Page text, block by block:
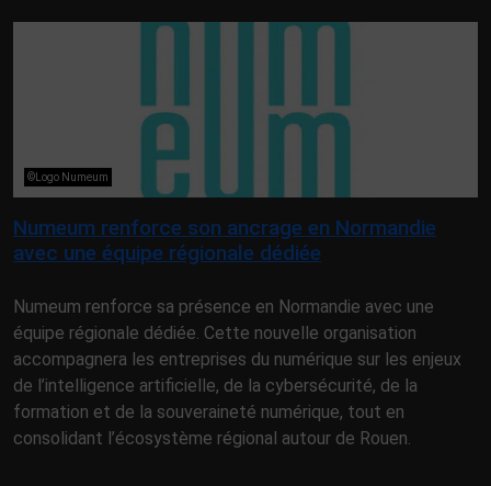
©Logo Numeum
Numeum renforce son ancrage en Normandie
avec une équipe régionale dédiée
Numeum renforce sa présence en Normandie avec une
équipe régionale dédiée. Cette nouvelle organisation
accompagnera les entreprises du numérique sur les enjeux
de l’intelligence artificielle, de la cybersécurité, de la
formation et de la souveraineté numérique, tout en
consolidant l’écosystème régional autour de Rouen.